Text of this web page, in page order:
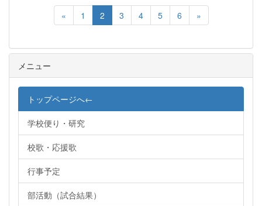
« 1 2 3 4 5 6 »
メニュー
トップページへ←
学校便り・研究
校歌・応援歌
行事予定
部活動（試合結果）